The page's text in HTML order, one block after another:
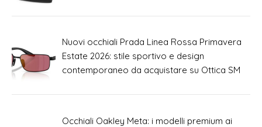
Nuovi occhiali Prada Linea Rossa Primavera
Estate 2026: stile sportivo e design
contemporaneo da acquistare su Ottica SM
Occhiali Oakley Meta: i modelli premium ai